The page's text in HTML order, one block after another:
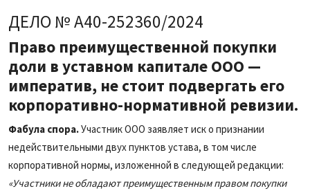
ДЕЛО № А40-252360/2024
Право преимущественной покупки
доли в уставном капитале ООО —
императив, не стоит подвергать его
корпоративно-нормативной ревизии.
Фабула спора.Участник ООО заявляет иск о признании
недействительными двух пунктов устава, в том числе
корпоративной нормы, изложенной в следующей редакции:
«Участники не обладают преимущественным правом покупки